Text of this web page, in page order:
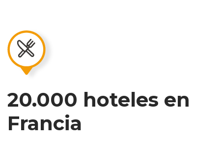
20.000 hoteles en
Francia